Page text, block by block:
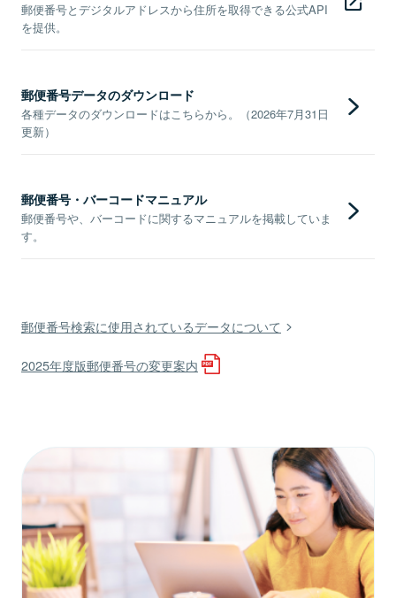
郵便番号とデジタルアドレスから住所を取得できる公式API
を提供。
郵便番号データのダウンロード
各種データのダウンロードはこちらから。（2026年7月31日
更新）
郵便番号・バーコードマニュアル
郵便番号や、バーコードに関するマニュアルを掲載していま
す。
郵便番号検索に使用されているデータについて
2025年度版郵便番号の変更案内